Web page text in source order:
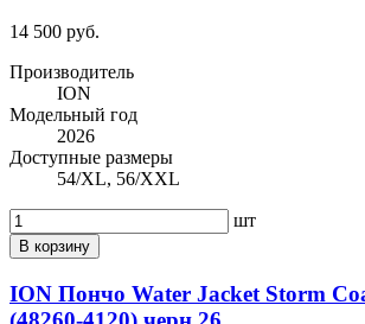
14 500 руб.
Производитель
ION
Модельный год
2026
Доступные размеры
54/XL, 56/XXL
шт
В корзину
ION Пончо Water Jacket Storm